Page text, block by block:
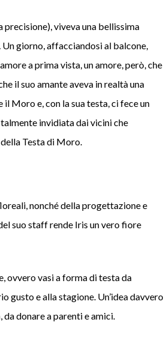
precisione), viveva una bellissima
giorno, affacciandosi al balcone,
a prima vista, un amore, però, che
il suo amante aveva in realtà una
Moro e, con la sua testa, ci fece un
invidiata dai vicini che
Testa di Moro.
nonché della progettazione e
suo staff rende Iris un vero fiore
ovvero vasi a forma di testa da
e alla stagione. Un’idea davvero
, da donare a parenti e amici.